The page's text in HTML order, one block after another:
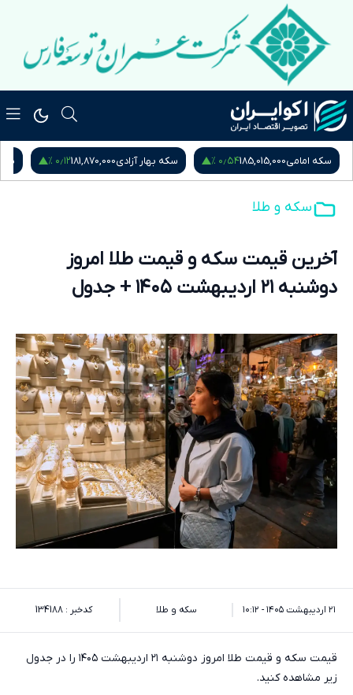
سکه امامی185,015,000۰٫۵۴ % سکه بهار آزادی181,870,000۰٫۱۲ %
سکه و طلا
آخرین قیمت سکه و قیمت طلا امروز
دوشنبه ۲۱ اردیبهشت ۱۴۰۵ + جدول
۲۱ اردیبهشت ۱۴۰۵ - ۱۰:۱۲ سکه و طلا کدخبر : 134188
قیمت سکه و قیمت طلا امروز دوشنبه ۲۱ اردیبهشت ۱۴۰۵ را در جدول
زیر مشاهده کنید.